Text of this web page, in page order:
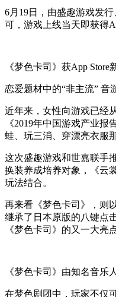
6月19日，由盛趣游戏发
可，游戏上线当天即获得
《梦色卡司》获App Store
恋爱题材中的“非主流” 音
近年来，女性向游戏已经
《2019年中国游戏产业
蛙、玩三消、穿漂亮衣服
这次盛趣游戏和世嘉联手
换装养成培养对象，《云
玩法结合。
再来看《梦色卡司》，则
继承了日本原版的八键点
《梦色卡司》的又一大
《梦色卡司》由知名音乐
在梦色剧团中，玩家不仅